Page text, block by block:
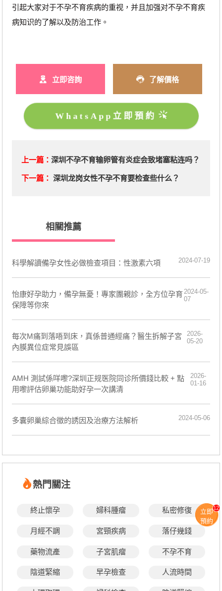
引起大家对于不孕不育疾病的重视，并且加强对不孕不育疾
病知识的了解以及防治工作。
立即咨詢 了解價格
WhatsApp立即預約
上一篇： 深圳不孕不育输卵管有炎症会致堵塞粘连吗？
下一篇： 深圳龙岗女性不孕不育要检查些什么？
相關推薦
​科學解讀備孕女性必做檢查項目：性激素六項 2024-07-19
​怡康好孕助力，備孕無憂！專家團親診，全方位孕育
保障等你來
2024-05-
07
每次M痛到落唔到床，真係普通經痛？醫生拆解子宮
內膜異位症常見誤區
2026-
05-20
AMH 測試係咩嚟?深圳正规医院同诊所價錢比較 + 點
用嚟評估卵巢功能助好孕一次講清
2026-
01-16
多囊卵巢綜合徵的誘因及治療方法解析 2024-05-06
熱門關注
終止懷孕 婦科腫瘤 私密修復
月經不調 宮頸疾病 落仔幾錢
藥物流產 子宮肌瘤 不孕不育
陰道緊縮 早孕檢查 人流時間
立即
預約
12